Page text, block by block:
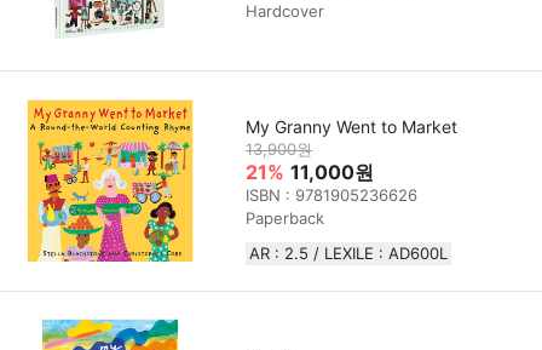
Hardcover
My Granny Went to Market
13,900원
21% 11,000원
ISBN : 9781905236626
Paperback
AR : 2.5 / LEXILE : AD600L